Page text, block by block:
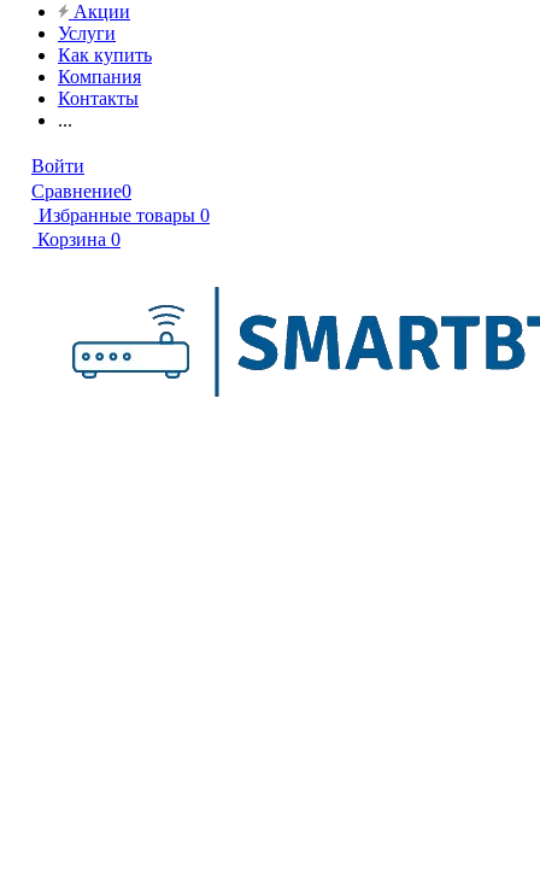
Акции
Услуги
Как купить
Компания
Контакты
...
Войти
Сравнение0
Избранные товары 0
Корзина 0